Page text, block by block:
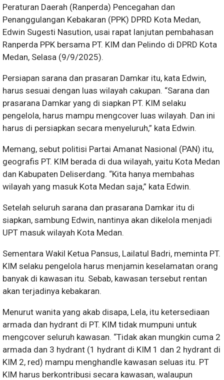
Peraturan Daerah (Ranperda) Pencegahan dan
Penanggulangan Kebakaran (PPK) DPRD Kota Medan,
Edwin Sugesti Nasution, usai rapat lanjutan pembahasan
Ranperda PPK bersama PT. KIM dan Pelindo di DPRD Kota
Medan, Selasa (9/9/2025).
Persiapan sarana dan prasaran Damkar itu, kata Edwin,
harus sesuai dengan luas wilayah cakupan. “Sarana dan
prasarana Damkar yang di siapkan PT. KIM selaku
pengelola, harus mampu mengcover luas wilayah. Dan ini
harus di persiapkan secara menyeluruh,” kata Edwin.
Memang, sebut politisi Partai Amanat Nasional (PAN) itu,
geografis PT. KIM berada di dua wilayah, yaitu Kota Medan
dan Kabupaten Deliserdang. “Kita hanya membahas
wilayah yang masuk Kota Medan saja,” kata Edwin.
Setelah seluruh sarana dan prasarana Damkar itu di
siapkan, sambung Edwin, nantinya akan dikelola menjadi
UPT masuk wilayah Kota Medan.
Sementara Wakil Ketua Pansus, Lailatul Badri, meminta PT.
KIM selaku pengelola harus menjamin keselamatan orang
banyak di kawasan itu. Sebab, kawasan tersebut rentan
akan terjadinya kebakaran.
Menurut wanita yang akab disapa, Lela, itu ketersediaan
armada dan hydrant di PT. KIM tidak mumpuni untuk
mengcover seluruh kawasan. “Tidak akan mungkin cuma 2
armada dan 3 hydrant (1 hydrant di KIM 1 dan 2 hydrant di
KIM 2, red) mampu menghandle kawasan seluas itu. PT
KIM harus berkontribusi secara kawasan, walaupun